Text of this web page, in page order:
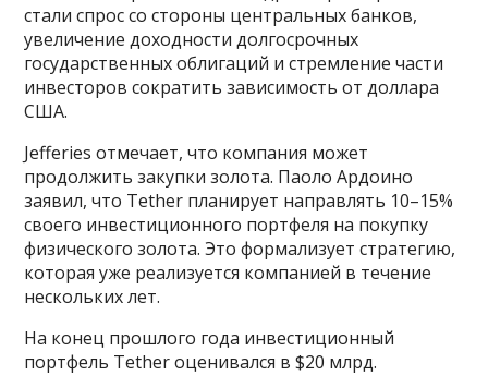
стали спрос со стороны центральных банков,
увеличение доходности долгосрочных
государственных облигаций и стремление части
инвесторов сократить зависимость от доллара
США.
Jefferies отмечает, что компания может
продолжить закупки золота. Паоло Ардоино
заявил, что Tether планирует направлять 10–15%
своего инвестиционного портфеля на покупку
физического золота. Это формализует стратегию,
которая уже реализуется компанией в течение
нескольких лет.
На конец прошлого года инвестиционный
портфель Tether оценивался в $20 млрд.